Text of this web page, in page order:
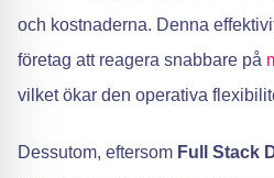
och kostnaderna. Denna
företag att reagera snabbare på
vilket ökar den operativa
Dessutom, eftersom Full Stack